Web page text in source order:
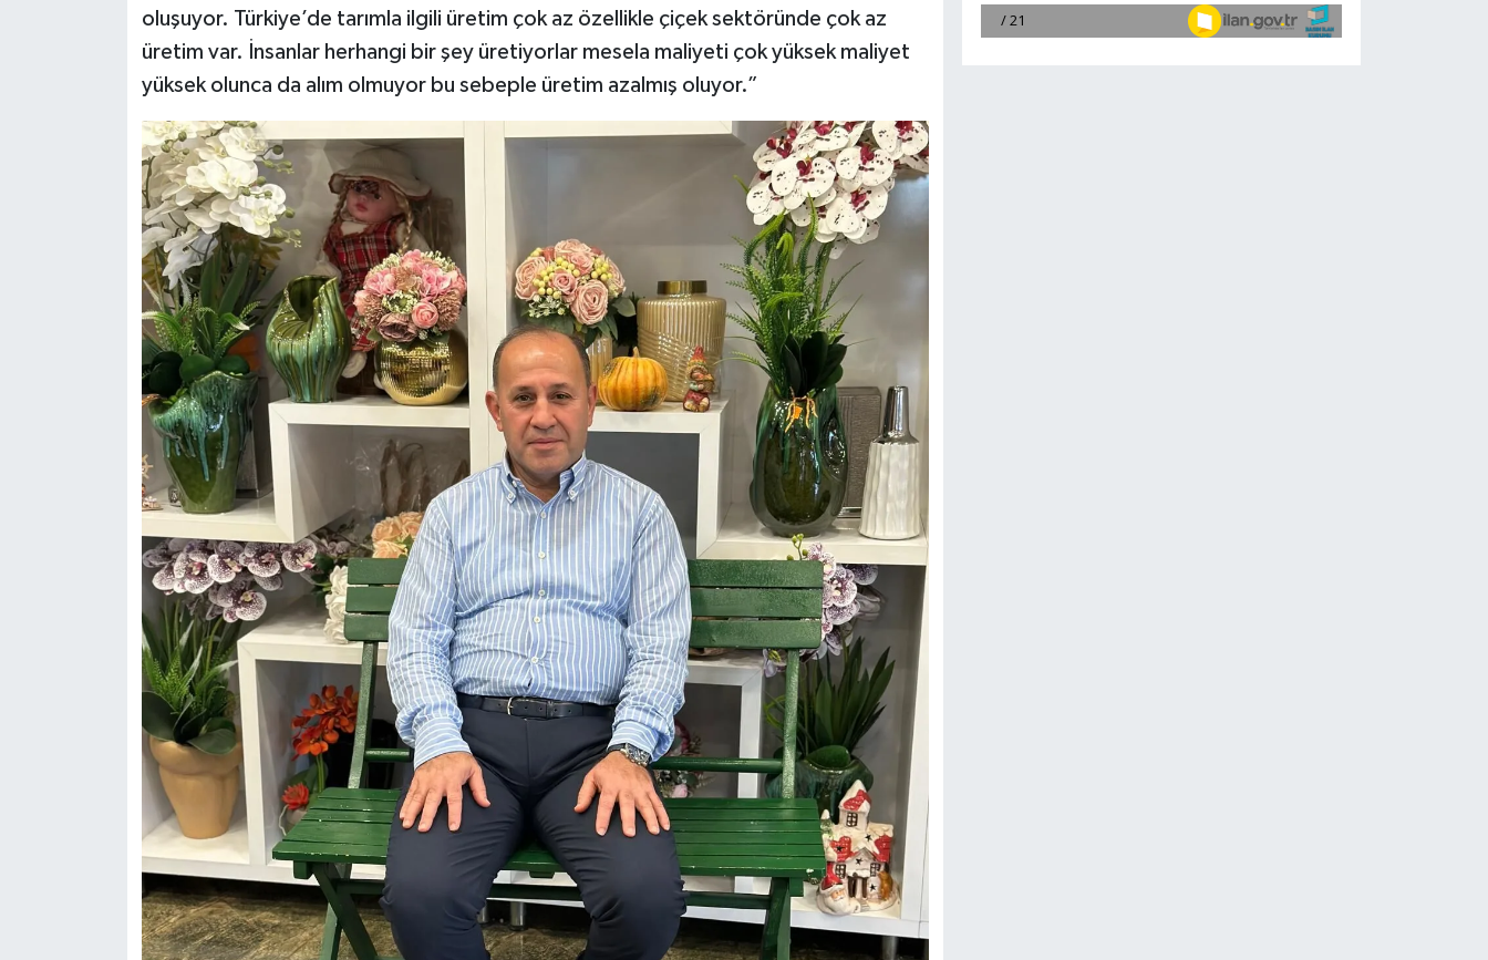
oluşuyor. Türkiye’de tarımla ilgili üretim çok az özellikle çiçek sektöründe çok az
üretim var. İnsanlar herhangi bir şey üretiyorlar mesela maliyeti çok yüksek maliyet
yüksek olunca da alım olmuyor bu sebeple üretim azalmış oluyor.”